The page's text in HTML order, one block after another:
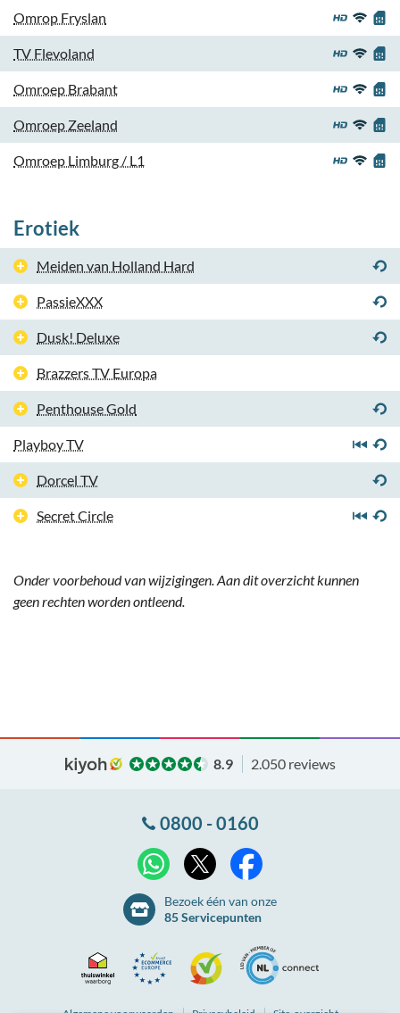
Omrop Fryslan
TV Flevoland
Omroep Brabant
Omroep Zeeland
Omroep Limburg / L1
Erotiek
Meiden van Holland Hard
PassieXXX
Dusk! Deluxe
Brazzers TV Europa
Penthouse Gold
Playboy TV
Dorcel TV
Secret Circle
Onder voorbehoud van wijzigingen. Aan dit overzicht kunnen
geen rechten worden ontleend.
8.9 2.050 reviews
0800 - 0160
WhatsApp
Bezoek één van onze
85 Servicepunten